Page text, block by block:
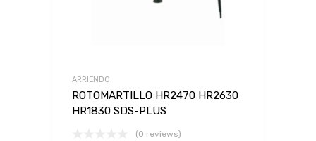
ARRIENDO
ROTOMARTILLO HR2470 HR2630
HR1830 SDS-PLUS
(0 reviews)